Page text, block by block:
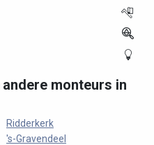
monteurs in
Ridderkerk
's-Gravendeel